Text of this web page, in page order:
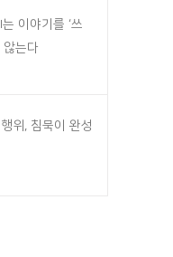
이야기를 ‘쓰
않는다
위, 침묵이 완성